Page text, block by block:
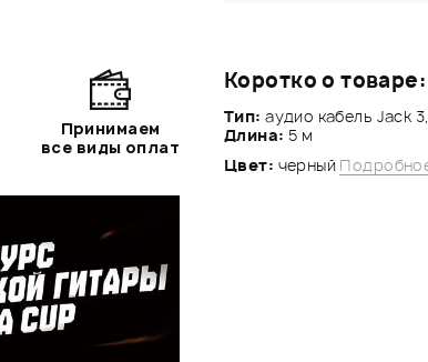
Коротко о товаре:
Тип: аудио кабель Jack
Длина: 5 м
Цвет: черный
Принимаем
все виды оплат